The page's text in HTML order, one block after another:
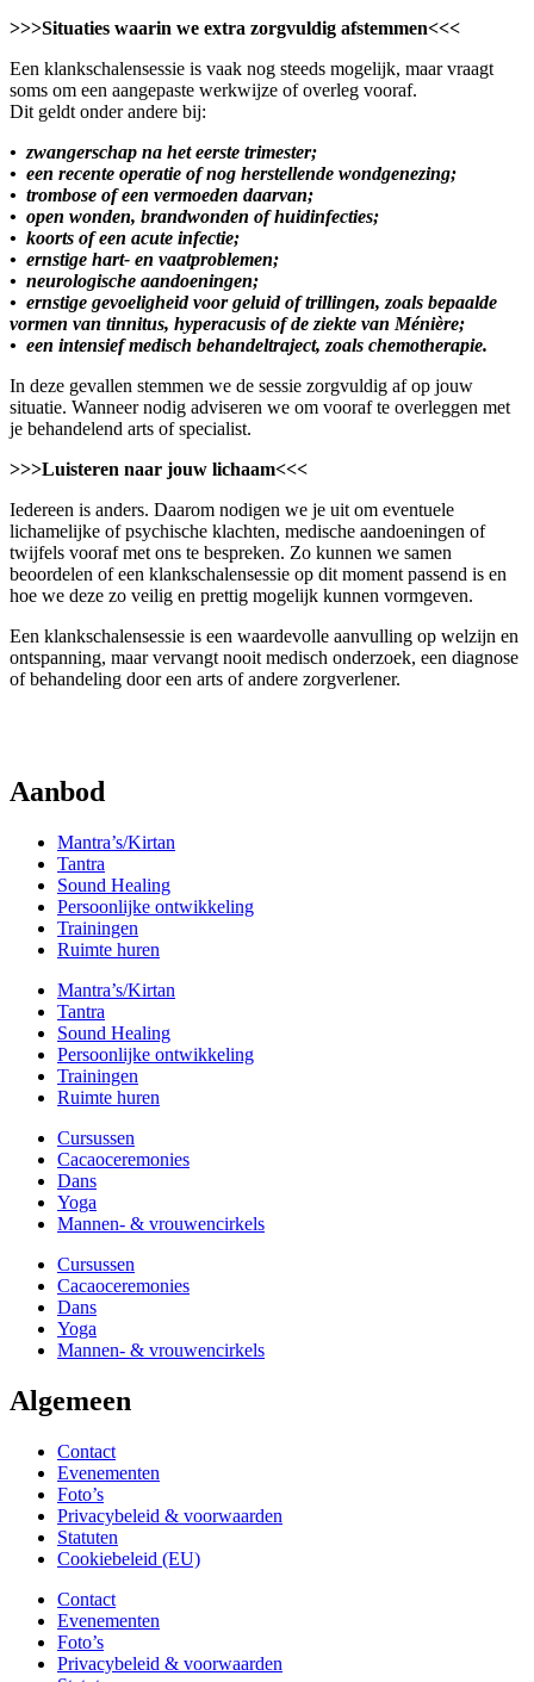
>>>Situaties waarin we extra zorgvuldig afstemmen<<<
Een klankschalensessie is vaak nog steeds mogelijk, maar vraagt
soms om een aangepaste werkwijze of overleg vooraf.
Dit geldt onder andere bij:
•⁠ ⁠zwangerschap na het eerste trimester;
•⁠ ⁠een recente operatie of nog herstellende wondgenezing;
•⁠ ⁠trombose of een vermoeden daarvan;
•⁠ ⁠open wonden, brandwonden of huidinfecties;
•⁠ ⁠koorts of een acute infectie;
•⁠ ⁠ernstige hart- en vaatproblemen;
•⁠ ⁠neurologische aandoeningen;
•⁠ ⁠ernstige gevoeligheid voor geluid of trillingen, zoals bepaalde
vormen van tinnitus, hyperacusis of de ziekte van Ménière;
•⁠ ⁠een intensief medisch behandeltraject, zoals chemotherapie.
In deze gevallen stemmen we de sessie zorgvuldig af op jouw
situatie. Wanneer nodig adviseren we om vooraf te overleggen met
je behandelend arts of specialist.
>>>Luisteren naar jouw lichaam<<<
Iedereen is anders. Daarom nodigen we je uit om eventuele
lichamelijke of psychische klachten, medische aandoeningen of
twijfels vooraf met ons te bespreken. Zo kunnen we samen
beoordelen of een klankschalensessie op dit moment passend is en
hoe we deze zo veilig en prettig mogelijk kunnen vormgeven.
Een klankschalensessie is een waardevolle aanvulling op welzijn en
ontspanning, maar vervangt nooit medisch onderzoek, een diagnose
of behandeling door een arts of andere zorgverlener.
Aanbod
Mantra’s/Kirtan
Tantra
Sound Healing
Persoonlijke ontwikkeling
Trainingen
Ruimte huren
Mantra’s/Kirtan
Tantra
Sound Healing
Persoonlijke ontwikkeling
Trainingen
Ruimte huren
Cursussen
Cacaoceremonies
Dans
Yoga
Mannen- & vrouwencirkels
Cursussen
Cacaoceremonies
Dans
Yoga
Mannen- & vrouwencirkels
Algemeen
Contact
Evenementen
Foto’s
Privacybeleid & voorwaarden
Statuten
Cookiebeleid (EU)
Contact
Evenementen
Foto’s
Privacybeleid & voorwaarden